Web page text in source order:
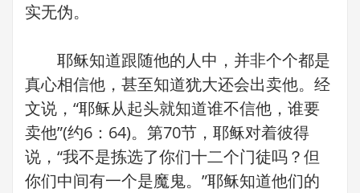
实无伪。
耶稣知道跟随他的人中，并非个个都是
真心相信他，甚至知道犹大还会出卖他。经
文说，“耶稣从起头就知道谁不信他，谁要
卖他”(约6：64)。第70节，耶稣对着彼得
说，“我不是拣选了你们十二个门徒吗？但
你们中间有一个是魔鬼。”耶稣知道他们的